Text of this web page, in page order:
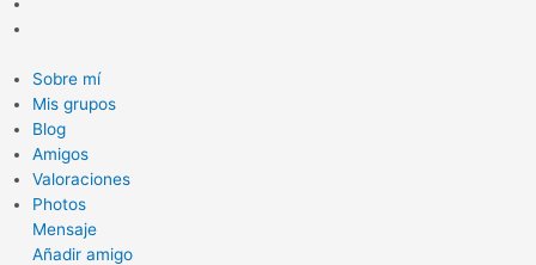
Sobre mí
Mis grupos
Blog
Amigos
Valoraciones
Photos
Mensaje
Añadir amigo